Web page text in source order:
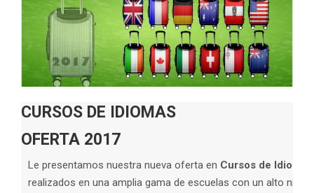
CURSOS DE IDIOMAS
OFERTA 2017
Le presentamos nuestra nueva oferta en Cursos de
realizados en una amplia gama de escuelas con un alto nivel